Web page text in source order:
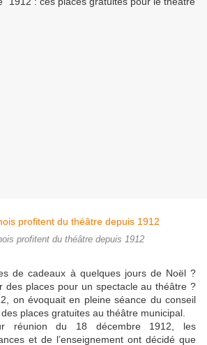
profitent du théâtre depuis 1912
de cadeaux à quelques jours de Noël ?
des places pour un spectacle au théâtre ?
on évoquait en pleine séance du conseil
places gratuites au théâtre municipal.
réunion du 18 décembre 1912, les
et de l’enseignement ont décidé que